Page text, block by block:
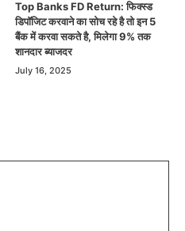
Top Banks FD Return: फिक्स्ड
डिपॉजिट करवाने का सोच रहे है तो इन 5
बैंक में करवा सकते है, मिलेगा 9% तक
शानदार ब्याजदर
July 16, 2025